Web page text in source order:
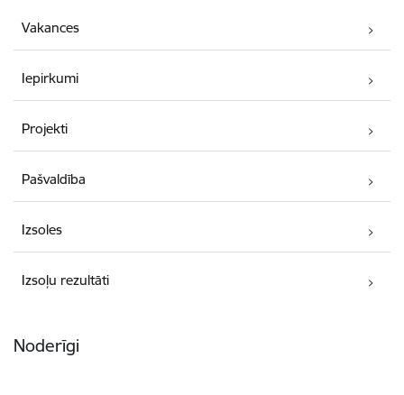
Vakances
Iepirkumi
Projekti
Pašvaldība
Izsoles
Izsoļu rezultāti
Noderīgi